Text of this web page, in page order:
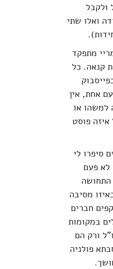
ואלו שתי
מתפקד
קנאה. כל
אחת, אין
למשהו או
פוסט
סיפרו לי
לא פעם
התחושה
מסיבה
חברים
במקומות
ורק הם
פולניה